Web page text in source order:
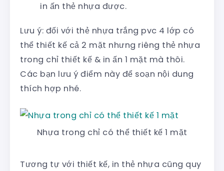
in ấn thẻ nhựa được.
Lưu ý: đối với thẻ nhựa trắng pvc 4 lớp có
thể thiết kế cả 2 mặt nhưng riêng thẻ nhựa
trong chỉ thiết kế & in ấn 1 mặt mà thôi.
Các bạn lưu ý điểm này để soạn nội dung
thích hợp nhé.
Nhựa trong chỉ có thể thiết kế 1 mặt
Tương tự với thiết kế, in thẻ nhựa cũng quy